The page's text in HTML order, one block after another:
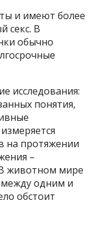
и имеют более
секс. В
обычно
исследования:
понятия,
на протяжении
–
животном мире
между одним и
обстоит